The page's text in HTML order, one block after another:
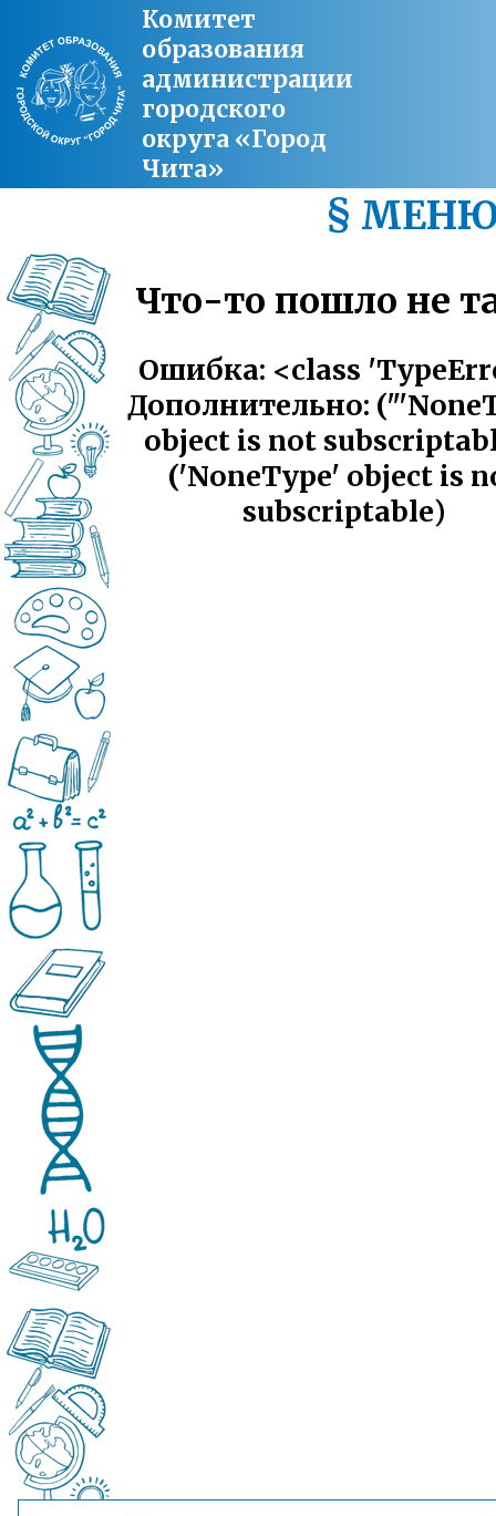
Комитет
образования
администрации
городского
округа «Город
Чита»
§
Что-то пошло не
Ошибка: <class
Дополнительно:
object is not
('NoneType' object is
subscriptable)